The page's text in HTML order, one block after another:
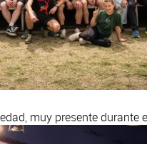
muy presente durante